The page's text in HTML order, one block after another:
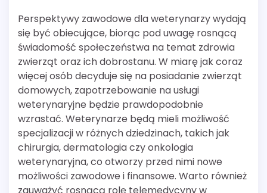
Perspektywy zawodowe dla weterynarzy wydają
się być obiecujące, biorąc pod uwagę rosnącą
świadomość społeczeństwa na temat zdrowia
zwierząt oraz ich dobrostanu. W miarę jak coraz
więcej osób decyduje się na posiadanie zwierząt
domowych, zapotrzebowanie na usługi
weterynaryjne będzie prawdopodobnie
wzrastać. Weterynarze będą mieli możliwość
specjalizacji w różnych dziedzinach, takich jak
chirurgia, dermatologia czy onkologia
weterynaryjna, co otworzy przed nimi nowe
możliwości zawodowe i finansowe. Warto również